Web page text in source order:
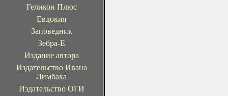
Геликон Плюс
Евдокия
Заповедник
Зебра-Е
Издание автора
Издательство Ивана
Лимбаха
Издательство ОГИ